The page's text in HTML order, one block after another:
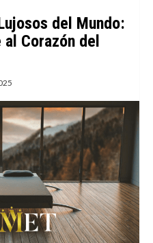
del Mundo:
Corazón del